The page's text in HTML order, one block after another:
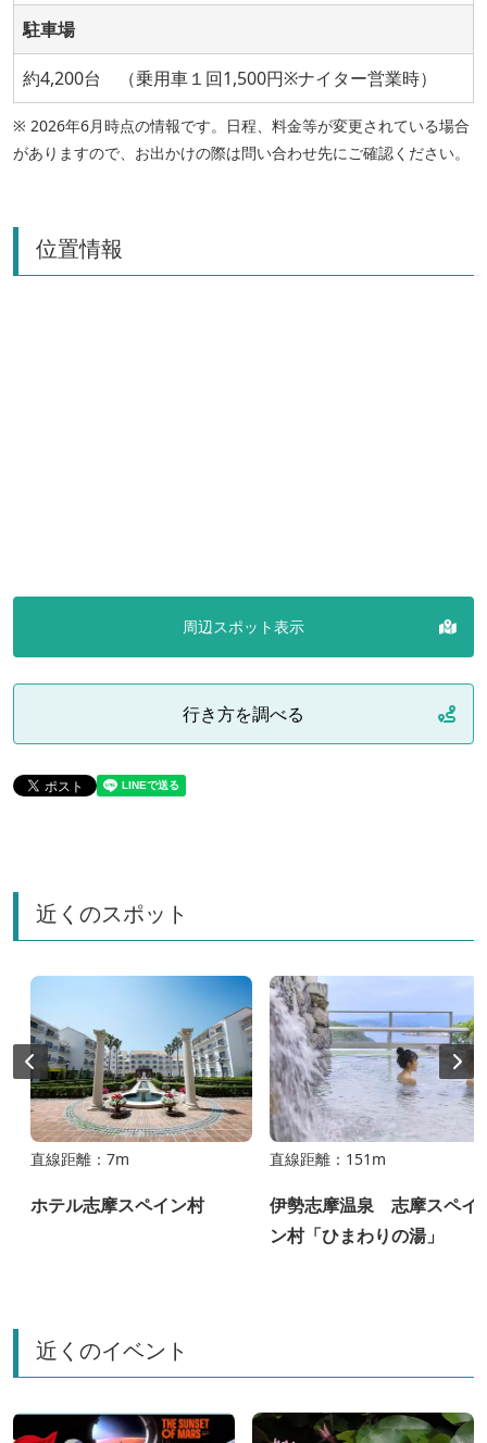
駐車場
約4,200台 （乗用車１回1,500円※ナイター営業時）
※ 2026年6月時点の情報です。日程、料金等が変更されている場合
がありますので、お出かけの際は問い合わせ先にご確認ください。
位置情報
周辺スポット表示
行き方を調べる
近くのスポット
直線距離：7m
ホテル志摩スペイン村
直線距離：151m
伊勢志摩温泉 志摩スペイ
ン村「ひまわりの湯」
近くのイベント